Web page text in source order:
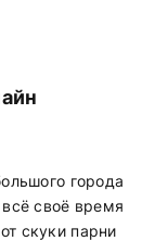
города
своё время
скуки парни